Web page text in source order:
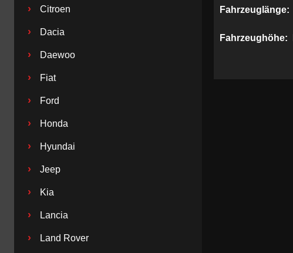
› Citroen
› Dacia
› Daewoo
› Fiat
› Ford
› Honda
› Hyundai
› Jeep
› Kia
› Lancia
› Land Rover
Fahrzeuglänge:
Fahrzeughöhe: